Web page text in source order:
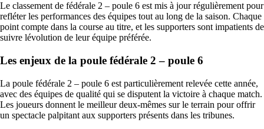
Le classement de fédérale 2 – poule 6 est mis à jour régulièrement pour
refléter les performances des équipes tout au long de la saison. Chaque
point compte dans la course au titre, et les supporters sont impatients de
suivre lévolution de leur équipe préférée.
Les enjeux de la poule fédérale 2 – poule 6
La poule fédérale 2 – poule 6 est particulièrement relevée cette année,
avec des équipes de qualité qui se disputent la victoire à chaque match.
Les joueurs donnent le meilleur deux-mêmes sur le terrain pour offrir
un spectacle palpitant aux supporters présents dans les tribunes.